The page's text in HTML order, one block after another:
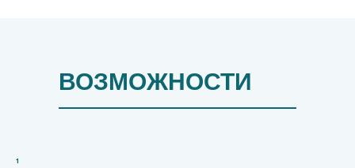
ВОЗМОЖНОСТИ
1